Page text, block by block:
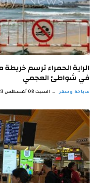
الراية الحمراء ترسم
في شواطئ العجمي
سياحة وسفر السبت 08 أغسطس 11:23 ص